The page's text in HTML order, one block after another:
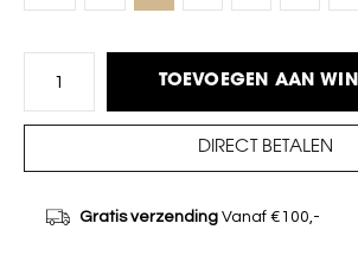
TOEVOEGEN AAN
DIRECT BETALEN
Gratis verzendingVanaf €100,-